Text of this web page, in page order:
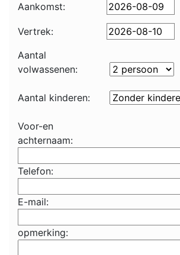
Aankomst:
Vertrek:
Aantal
volwassenen:
Aantal kinderen:
Voor-en
achternaam:
Telefon:
E-mail:
opmerking: